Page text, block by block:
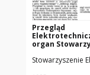
Przegląd
organ
Polskich R. VII
Stowarzyszenie